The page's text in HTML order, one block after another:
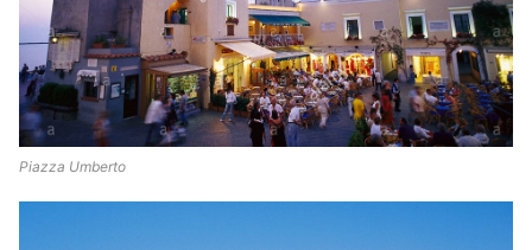
Piazza Umberto